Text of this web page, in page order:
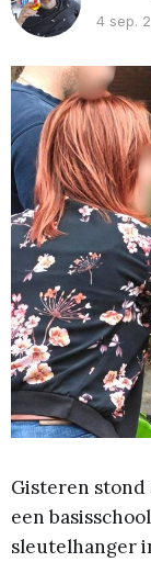
4 sep.
Gisteren stond
een
sleutelhanger